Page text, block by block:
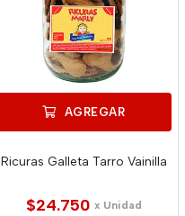
AGREGAR
Ricuras Galleta Tarro Vainilla
$24.750 x Unidad